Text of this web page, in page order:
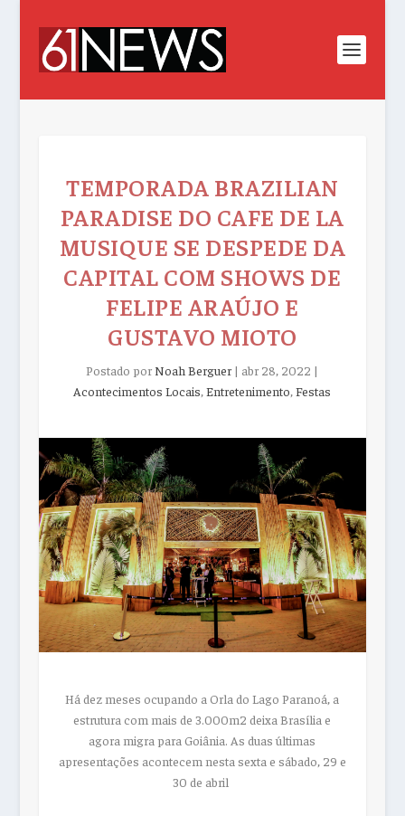
TEMPORADA BRAZILIAN
PARADISE DO CAFE DE LA
MUSIQUE SE DESPEDE DA
CAPITAL COM SHOWS DE
FELIPE ARAÚJO E
GUSTAVO MIOTO
Postado por Noah Berguer| abr 28, 2022 |
Acontecimentos Locais,Entretenimento,Festas
Há dez meses ocupando a Orla do Lago Paranoá, a
estrutura com mais de 3.000m2 deixa Brasília e
agora migra para Goiânia. As duas últimas
apresentações acontecem nesta sexta e sábado, 29 e
30 de abril